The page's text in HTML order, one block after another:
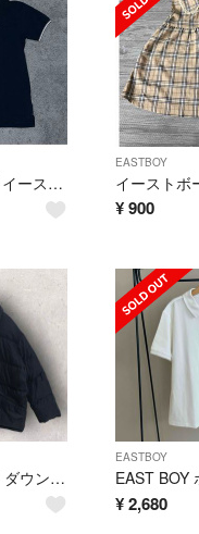
新品 EASTBOY イーストボーイ 刺繍ロゴ ポロシャツ y2k 平成 L
EASTBOY
¥900
イーストボーイ ダウンジャケット 9 黒 シンプル アウター 防寒 ボタン
EASTBOY
¥2,680